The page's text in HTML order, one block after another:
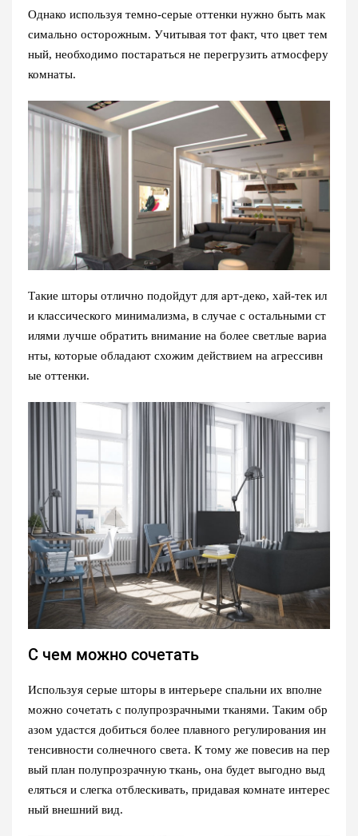
Однако используя темно-серые оттенки нужно быть мак
симально осторожным. Учитывая тот факт, что цвет тем
ный, необходимо постараться не перегрузить атмосферу
комнаты.
Такие шторы отлично подойдут для арт-деко, хай-тек ил
и классического минимализма, в случае с остальными ст
илями лучше обратить внимание на более светлые вариа
нты, которые обладают схожим действием на агрессивн
ые оттенки.
С чем можно сочетать
Используя серые шторы в интерьере спальни их вполне
можно сочетать с полупрозрачными тканями. Таким обр
азом удастся добиться более плавного регулирования ин
тенсивности солнечного света. К тому же повесив на пер
вый план полупрозрачную ткань, она будет выгодно выд
еляться и слегка отблескивать, придавая комнате интерес
ный внешний вид.